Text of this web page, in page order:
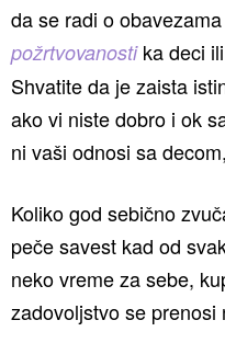
da se radi o
požrtvovanostika deci
Shvatite da je zaista
ako vi niste dobro i ok
ni vaši odnosi sa
Koliko god sebično
peče savest kad od
neko vreme za sebe,
zadovoljstvo se